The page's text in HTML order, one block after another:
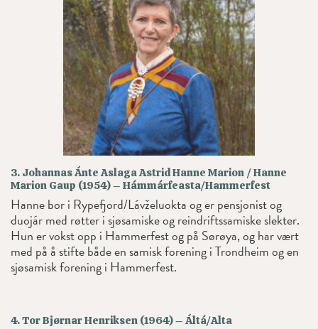
3. Johannas Ánte Aslaga Astrid Hanne Marion / Hanne
Marion Gaup (1954) – Hámmárfeasta/Hammerfest
Hanne bor i Rypefjord/Lávželuokta og er pensjonist og
duojár med røtter i sjøsamiske og reindriftssamiske slekter.
Hun er vokst opp i Hammerfest og på Sørøya, og har vært
med på å stifte både en samisk forening i Trondheim og en
sjøsamisk forening i Hammerfest.
4. Tor Bjørnar Henriksen (1964) – Áltá/Alta